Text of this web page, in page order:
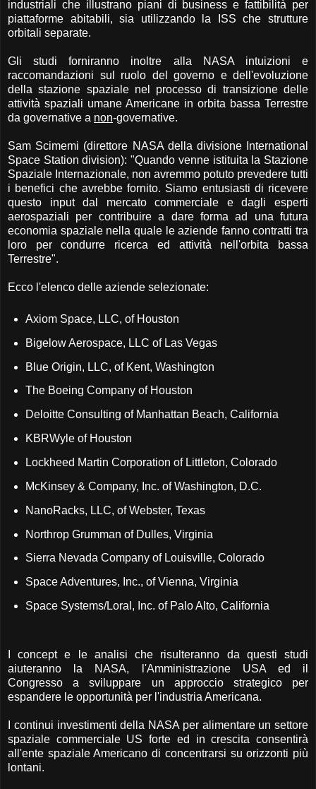
industriali che illustrano piani di business e fattibilità per
piattaforme abitabili, sia utilizzando la ISS che strutture
orbitali separate.
Gli studi forniranno inoltre alla NASA intuizioni e
raccomandazioni sul ruolo del governo e dell'evoluzione
della stazione spaziale nel processo di transizione delle
attività spaziali umane Americane in orbita bassa Terrestre
da governative a non-governative.
Sam Scimemi (direttore NASA della divisione International
Space Station division): "Quando venne istituita la Stazione
Spaziale Internazionale, non avremmo potuto prevedere tutti
i benefici che avrebbe fornito. Siamo entusiasti di ricevere
questo input dal mercato commerciale e dagli esperti
aerospaziali per contribuire a dare forma ad una futura
economia spaziale nella quale le aziende fanno contratti tra
loro per condurre ricerca ed attività nell'orbita bassa
Terrestre".
Ecco l'elenco delle aziende selezionate:
Axiom Space, LLC, of Houston
Bigelow Aerospace, LLC of Las Vegas
Blue Origin, LLC, of Kent, Washington
The Boeing Company of Houston
Deloitte Consulting of Manhattan Beach, California
KBRWyle of Houston
Lockheed Martin Corporation of Littleton, Colorado
McKinsey & Company, Inc. of Washington, D.C.
NanoRacks, LLC, of Webster, Texas
Northrop Grumman of Dulles, Virginia
Sierra Nevada Company of Louisville, Colorado
Space Adventures, Inc., of Vienna, Virginia
Space Systems/Loral, Inc. of Palo Alto, California
I concept e le analisi che risulteranno da questi studi
aiuteranno la NASA, l'Amministrazione USA ed il
Congresso a sviluppare un approccio strategico per
espandere le opportunità per l'industria Americana.
I continui investimenti della NASA per alimentare un settore
spaziale commerciale US forte ed in crescita consentirà
all'ente spaziale Americano di concentrarsi su orizzonti più
lontani.